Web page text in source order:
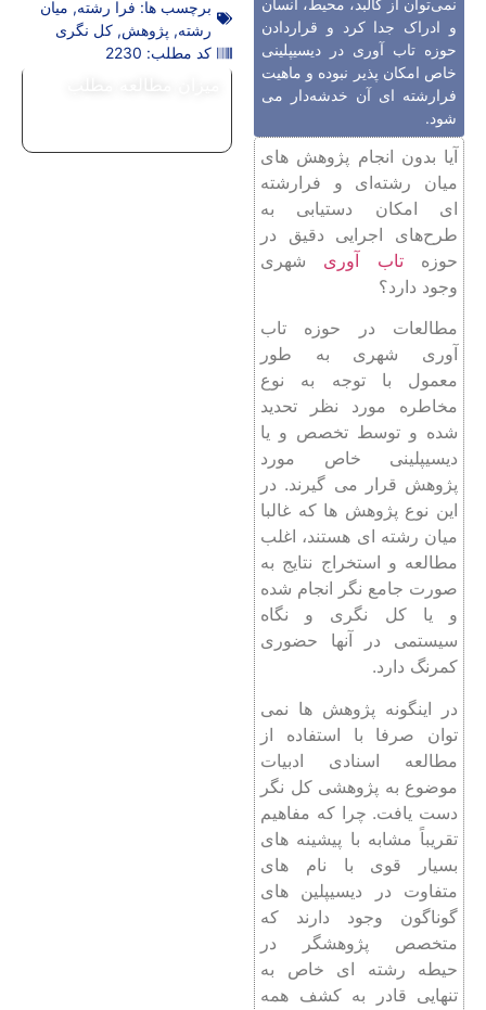
و ادراک جدا کرد و قراردادن
حوزه تاب آوری در دیسیپلینی
خاص امکان پذیر نبوده و ماهیت
فرارشته ای آن خدشه‌دار می
شود.
آیا بدون انجام پژوهش های
میان رشته‌ای و فرارشته
ای امکان دستیابی به
طرح‌های اجرایی دقیق در
حوزهتاب آوری شهری
وجود دارد؟
مطالعات در حوزه تاب
آوری شهری به طور
معمول با توجه به نوع
مخاطره مورد نظر تحدید
شده و توسط تخصص و یا
دیسیپلینی خاص مورد
پژوهش قرار می گیرند. در
این نوع پژوهش‏ ها که غالبا
میان رشته ای هستند، اغلب
مطالعه و استخراج نتایج به
صورت جامع نگر انجام شده
و یا کل نگری و نگاه
سیستمی در آنها حضوری
کمرنگ دارد.
در اینگونه پژوهش ها نمی
توان صرفا با استفاده از
مطالعه اسنادی ادبیات
موضوع به پژوهشی کل نگر
دست یافت. چرا که مفاهیم
تقریباً مشابه با پیشینه های
بسیار قوی با نام های
متفاوت در دیسیپلین های
گوناگون وجود دارند که
متخصص پژوهشگر در
حیطه رشته ای خاص به
تنهایی قادر به کشف همه
برچسب ها: فرا رشته, میان
رشته, پژوهش, کل نگری
کد مطلب: 2230